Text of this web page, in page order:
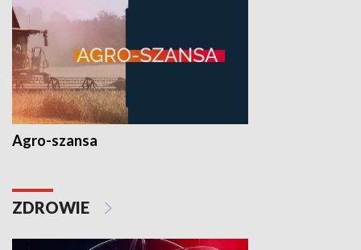
Agro-szansa
ZDROWIE